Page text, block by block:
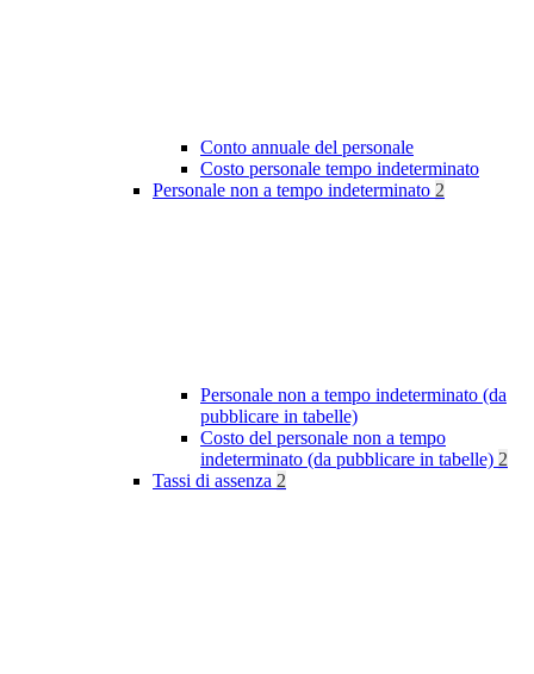
Conto annuale del personale
Costo personale tempo indeterminato
Personale non a tempo indeterminato 2
Personale non a tempo indeterminato (da
pubblicare in tabelle)
Costo del personale non a tempo
indeterminato (da pubblicare in tabelle) 2
Tassi di assenza 2